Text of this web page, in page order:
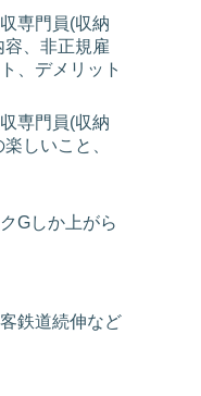
専門員(収納
容、非正規雇
、デメリット
専門員(収納
しいこと、
Gしか上がら
鉄道続伸など